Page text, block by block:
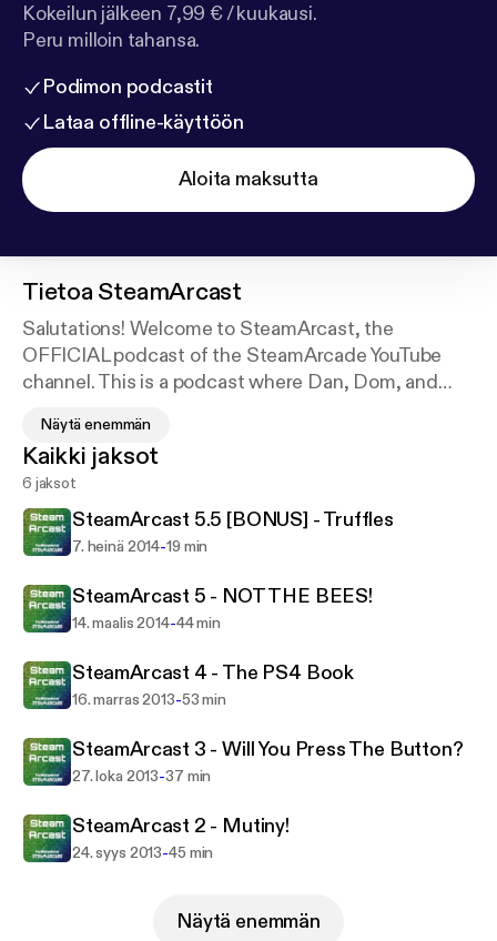
Kokeilun jälkeen 7,99 € / kuukausi.
Peru milloin tahansa.
Podimon podcastit
Lataa offline-käyttöön
Aloita maksutta
Tietoa SteamArcast
Salutations! Welcome to SteamArcast, the
OFFICIAL podcast of the SteamArcade YouTube
channel. This is a podcast where Dan, Dom, and
about everything - not just gaming - in a very
unprofessional manner in a similar style to the
channel on YouTube. This podcast features music by
Robert Charman, for which we have full and
unrestricted permission to use in all forms of media.
Näytä enemmän
Kaikki jaksot
6 jaksot
SteamArcast 5.5 [BONUS] - Truffles
7. heinä 2014-19 min
SteamArcast 5 - NOT THE BEES!
14. maalis 2014-44 min
SteamArcast 4 - The PS4 Book
16. marras 2013-53 min
SteamArcast 3 - Will You Press The Button?
27. loka 2013-37 min
SteamArcast 2 - Mutiny!
24. syys 2013-45 min
Näytä enemmän